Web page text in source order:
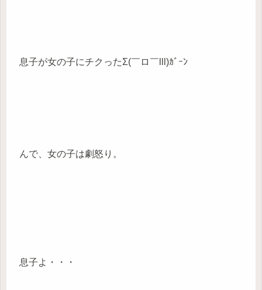
息子が女の子にチクったΣ(￣ロ￣lll)ｶﾞｰﾝ
んで、女の子は劇怒り。
息子よ・・・